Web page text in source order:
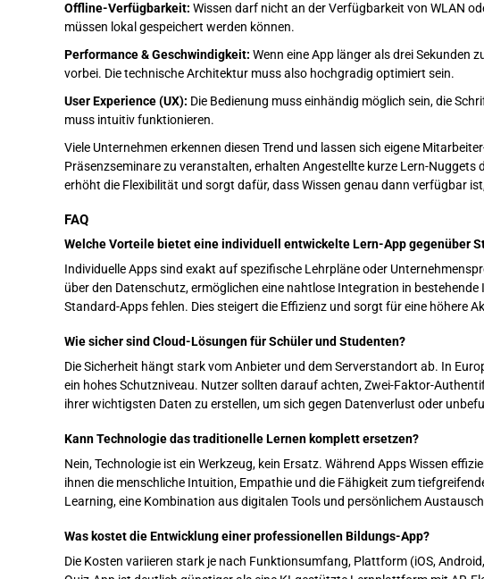
Offline-Verfügbarkeit: Wissen darf nicht an der Verfügbarkeit von WLAN
müssen lokal gespeichert werden können.
Performance & Geschwindigkeit: Wenn eine App länger als drei Sekunden
vorbei. Die technische Architektur muss also hochgradig optimiert sein.
User Experience (UX): Die Bedienung muss einhändig möglich sein, die
muss intuitiv funktionieren.
Viele Unternehmen erkennen diesen Trend und lassen sich eigene
Präsenzseminare zu veranstalten, erhalten Angestellte kurze Lern-
erhöht die Flexibilität und sorgt dafür, dass Wissen genau dann verfügbar
FAQ
Welche Vorteile bietet eine individuell entwickelte Lern-App gegenüber
Individuelle Apps sind exakt auf spezifische Lehrpläne oder
über den Datenschutz, ermöglichen eine nahtlose Integration in
Standard-Apps fehlen. Dies steigert die Effizienz und sorgt für eine höhere
Wie sicher sind Cloud-Lösungen für Schüler und Studenten?
Die Sicherheit hängt stark vom Anbieter und dem Serverstandort ab. In
ein hohes Schutzniveau. Nutzer sollten darauf achten, Zwei-Faktor-
ihrer wichtigsten Daten zu erstellen, um sich gegen Datenverlust oder
Kann Technologie das traditionelle Lernen komplett ersetzen?
Nein, Technologie ist ein Werkzeug, kein Ersatz. Während Apps Wissen
ihnen die menschliche Intuition, Empathie und die Fähigkeit zum
Learning, eine Kombination aus digitalen Tools und persönlichem
Was kostet die Entwicklung einer professionellen Bildungs-App?
Die Kosten variieren stark je nach Funktionsumfang, Plattform (iOS,